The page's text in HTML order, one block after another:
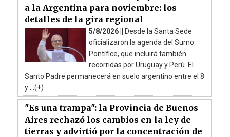
a la Argentina para noviembre: los
detalles de la gira regional
5/8/2026 ||
Desde la Santa Sede
oficializaron la agenda del Sumo
Pontífice, que incluirá también
recorridas por Uruguay y Perú. El
Santo Padre permanecerá en suelo argentino entre el 8
y ...(+)
"Es una trampa": la Provincia de Buenos
Aires rechazó los cambios en la ley de
tierras y advirtió por la concentración de